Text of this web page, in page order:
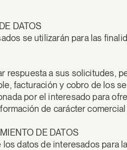
DATOS
se utilizarán para las
respuesta a sus solicitudes,
facturación y cobro de los
por el interesado para
de carácter
DE DATOS
datos de interesados para